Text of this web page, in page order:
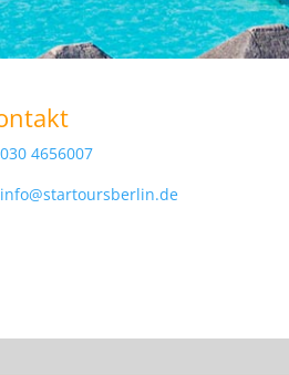
030 4656007
info@startoursberlin.de